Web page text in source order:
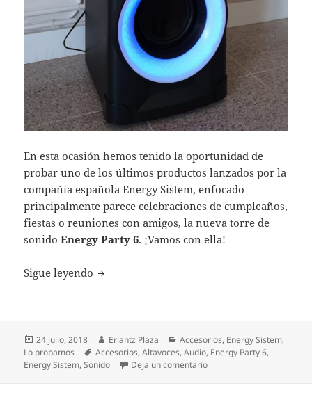
En esta ocasión hemos tenido la oportunidad de
probar uno de los últimos productos lanzados por la
compañía española Energy Sistem, enfocado
principalmente parece celebraciones de cumpleaños,
fiestas o reuniones con amigos, la nueva torre de
sonidoEnergy Party 6. ¡Vamos con ella!
Sigue leyendo Probamos el Energy Party 6, el
Publicado
el
24 julio, 2018 Autor
Erlantz Plaza Categorías
Accesorios, Energy Sistem,
Lo probamos
Etiquetas
Accesorios,Altavoces,Audio, Energy Party 6,
Energy Sistem,Sonido Deja un comentarioen Probamos el Energy